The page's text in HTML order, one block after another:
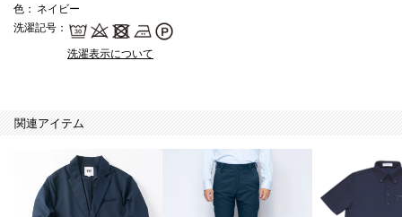
色 ： ネイビー
洗濯記号 ：
洗濯表示について
関連アイテム